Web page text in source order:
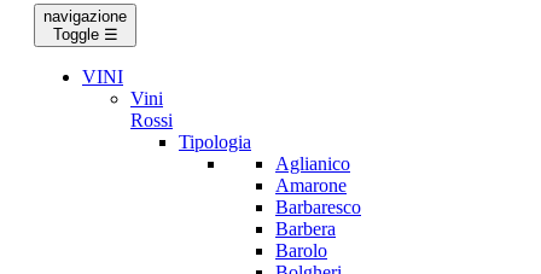
navigazione
Toggle☰
VINI
Vini
Rossi
Tipologia
Aglianico
Amarone
Barbaresco
Barbera
Barolo